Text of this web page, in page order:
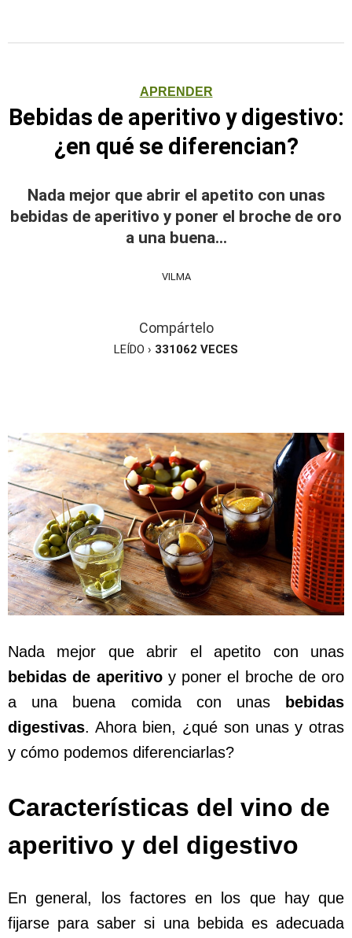
APRENDER
Bebidas de aperitivo y digestivo:
¿en qué se diferencian?
Nada mejor que abrir el apetito con unas
bebidas de aperitivo y poner el broche de oro
a una buena...
VILMA
Compártelo
LEÍDO › 331062 VECES
Nada mejor que abrir el apetito con unas
bebidas de aperitivoy poner el broche de oro
a una buena comida con unas
bebidas
digestivas. Ahora bien, ¿qué son unas y otras
y cómo podemos diferenciarlas?
Características del vino de
aperitivo y del digestivo
En general, los factores en los que hay que
fijarse para saber si una bebida es adecuada